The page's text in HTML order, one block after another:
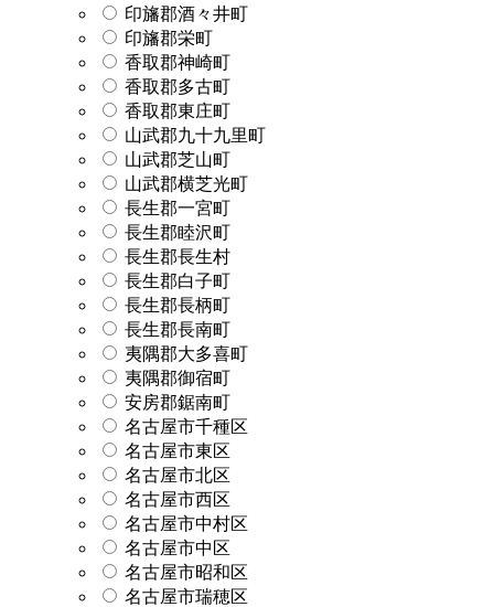
印旛郡酒々井町
印旛郡栄町
香取郡神崎町
香取郡多古町
香取郡東庄町
山武郡九十九里町
山武郡芝山町
山武郡横芝光町
長生郡一宮町
長生郡睦沢町
長生郡長生村
長生郡白子町
長生郡長柄町
長生郡長南町
夷隅郡大多喜町
夷隅郡御宿町
安房郡鋸南町
名古屋市千種区
名古屋市東区
名古屋市北区
名古屋市西区
名古屋市中村区
名古屋市中区
名古屋市昭和区
名古屋市瑞穂区